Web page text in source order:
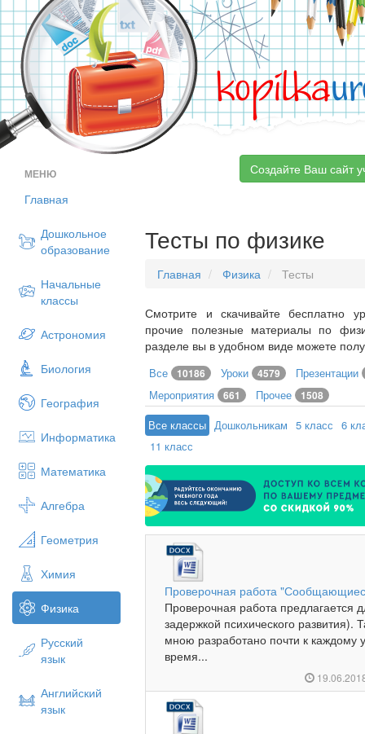
kopilka
МЕНЮ
Главная
Дошкольное
образование
Начальные
классы
Астрономия
Биология
География
Информатика
Математика
Алгебра
Геометрия
Химия
Физика
Русский
язык
Английский
язык
Создайте Ваш сайт
Тесты по физике
Главная Физика Тесты
Смотрите и скачивайте бесплатно
прочие полезные материалы по
разделе вы в удобном виде можете
Все 10186 Уроки 4579
Презентации
Мероприятия 661 Прочее 1508
Все классы Дошкольникам 5 класс 6
11 класс
Проверочная работа
Проверочная работа предлагается
задержкой психического развития).
мною разработано почти к каждому
время...